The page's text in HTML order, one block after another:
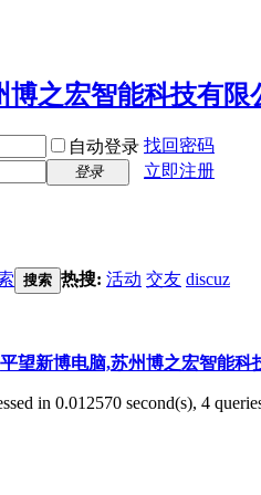
自动登录 找回密码
登录
立即注册
搜索 热搜: 活动 交友 discuz
平望新博电脑,苏州博之宏智能科
in 0.012570 second(s), 4